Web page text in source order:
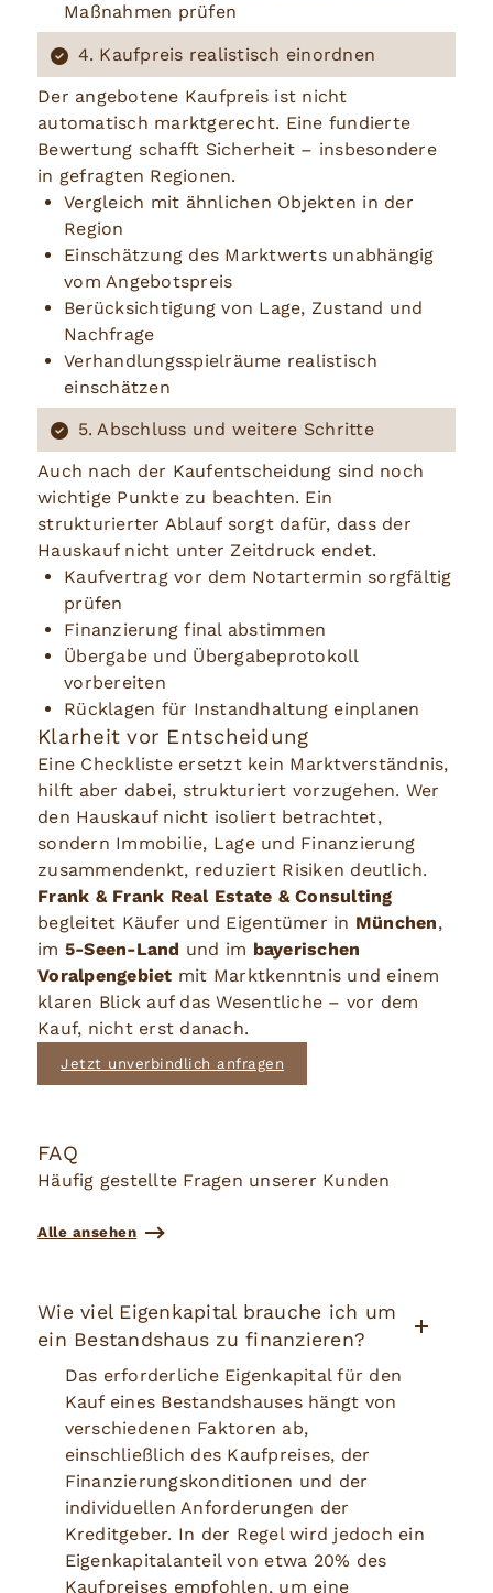
Maßnahmen prüfen
4. Kaufpreis realistisch einordnen
Der angebotene Kaufpreis ist nicht
automatisch marktgerecht. Eine fundierte
Bewertung schafft Sicherheit – insbesondere
in gefragten Regionen.
Vergleich mit ähnlichen Objekten in der
Region
Einschätzung des Marktwerts unabhängig
vom Angebotspreis
Berücksichtigung von Lage, Zustand und
Nachfrage
Verhandlungsspielräume realistisch
einschätzen
5. Abschluss und weitere Schritte
Auch nach der Kaufentscheidung sind noch
wichtige Punkte zu beachten. Ein
strukturierter Ablauf sorgt dafür, dass der
Hauskauf nicht unter Zeitdruck endet.
Kaufvertrag vor dem Notartermin sorgfältig
prüfen
Finanzierung final abstimmen
Übergabe und Übergabeprotokoll
vorbereiten
Rücklagen für Instandhaltung einplanen
Klarheit vor Entscheidung
Eine Checkliste ersetzt kein Marktverständnis,
hilft aber dabei, strukturiert vorzugehen. Wer
den Hauskauf nicht isoliert betrachtet,
sondern Immobilie, Lage und Finanzierung
zusammendenkt, reduziert Risiken deutlich.
Frank & Frank Real Estate & Consulting
begleitet Käufer und Eigentümer in München,
im 5-Seen-Land und im bayerischen
Voralpengebiet mit Marktkenntnis und einem
klaren Blick auf das Wesentliche – vor dem
Kauf, nicht erst danach.
Jetzt unverbindlich anfragen
FAQ
Häufig gestellte Fragen unserer Kunden
Alle ansehen
Wie viel Eigenkapital brauche ich um
ein Bestandshaus zu finanzieren?
Das erforderliche Eigenkapital für den
Kauf eines Bestandshauses hängt von
verschiedenen Faktoren ab,
einschließlich des Kaufpreises, der
Finanzierungskonditionen und der
individuellen Anforderungen der
Kreditgeber. In der Regel wird jedoch ein
Eigenkapitalanteil von etwa 20% des
Kaufpreises empfohlen, um eine